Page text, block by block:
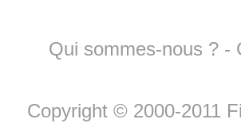
Qui sommes-nous ? -
Copyright © 2000-2011